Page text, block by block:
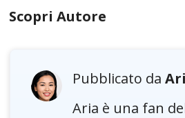
Scopri Autore
Pubblicato da
Aria è una fan